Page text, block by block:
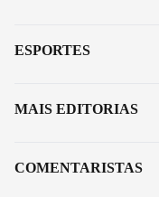
ESPORTES
MAIS EDITORIAS
COMENTARISTAS